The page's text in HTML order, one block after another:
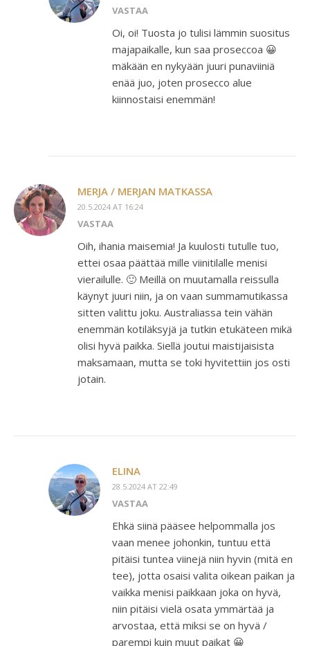
VASTAA
Oi, oi! Tuosta jo tulisi lämmin suositus
majapaikalle, kun saa proseccoa 😀
mäkään en nykyään juuri punaviiniä
enää juo, joten prosecco alue
kiinnostaisi enemmän!
MERJA / MERJAN MATKASSA
20.5.2024 AT 16:24
VASTAA
Oih, ihania maisemia! Ja kuulosti tutulle tuo,
ettei osaa päättää mille viinitilalle menisi
vierailulle. 🙂 Meillä on muutamalla reissulla
käynyt juuri niin, ja on vaan summamutikassa
sitten valittu joku. Australiassa tein vähän
enemmän kotiläksyjä ja tutkin etukäteen mikä
olisi hyvä paikka. Siellä joutui maistijaisista
maksamaan, mutta se toki hyvitettiin jos osti
jotain.
ELINA
28.5.2024 AT 22:49
VASTAA
Ehkä siinä pääsee helpommalla jos
vaan menee johonkin, tuntuu että
pitäisi tuntea viinejä niin hyvin (mitä en
tee), jotta osaisi valita oikean paikan ja
vaikka menisi paikkaan joka on hyvä,
niin pitäisi vielä osata ymmärtää ja
arvostaa, että miksi se on hyvä /
parempi kuin muut paikat 😀